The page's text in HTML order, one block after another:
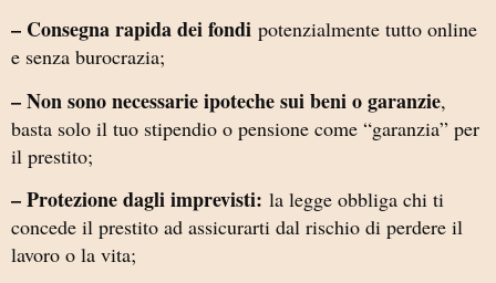
– Consegna rapida dei fondi potenzialmente tutto online
e senza burocrazia;
– Non sono necessarie ipoteche sui beni o garanzie,
basta solo il tuo stipendio o pensione come “garanzia” per
il prestito;
– Protezione dagli imprevisti: la legge obbliga chi ti
concede il prestito ad assicurarti dal rischio di perdere il
lavoro o la vita;